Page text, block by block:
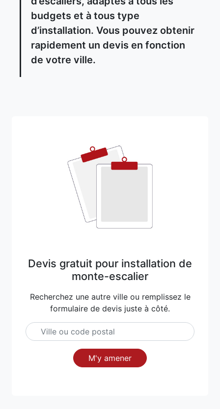
budgets et à tous type
d’installation. Vous pouvez obtenir
rapidement un devis en fonction
de votre ville.
Devis gratuit pour installation de
monte-escalier
Recherchez une autre ville ou remplissez le
formulaire de devis juste à côté.
M'y amener